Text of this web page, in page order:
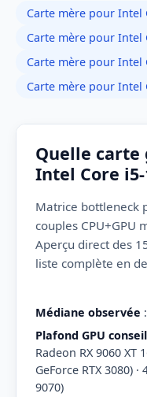
Carte mère pour Intel
Carte mère pour Intel
Carte mère pour Intel
Carte mère pour Intel
Quelle carte
Intel Core i5-
Matrice bottleneck
couples CPU+GPU
Aperçu direct des
liste complète en
Médiane observée
Plafond GPU
Radeon RX 9060 XT
GeForce RTX 3080)
9070)